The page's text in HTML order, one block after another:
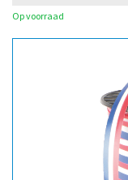
Op voorraad